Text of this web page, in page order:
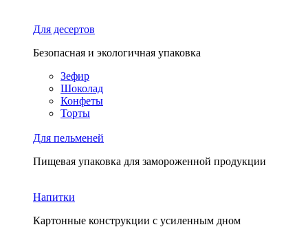
Для десертов
Безопасная и экологичная упаковка
Зефир
Шоколад
Конфеты
Торты
Для пельменей
Пищевая упаковка для замороженной продукции
Напитки
Картонные конструкции с усиленным дном